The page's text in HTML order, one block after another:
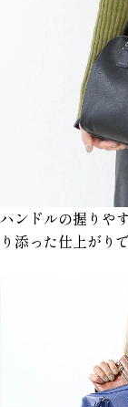
ハンドルの握りや
り添った仕上がり